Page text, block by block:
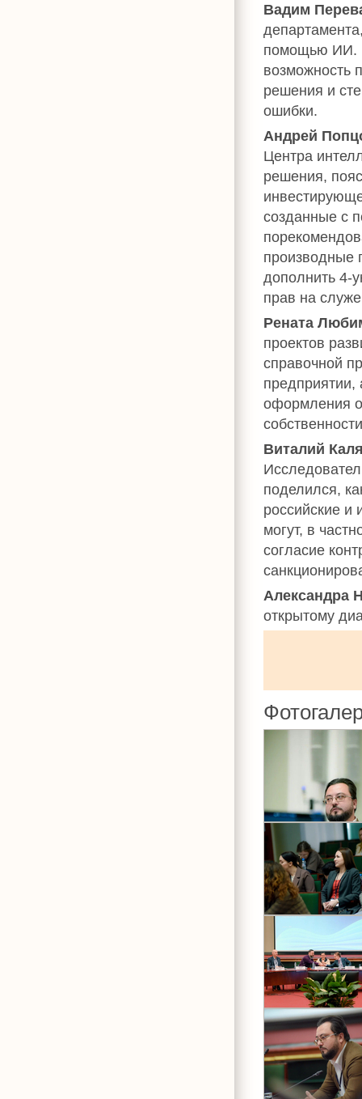
Вадим
помощью ИИ.
возможность
решения и
ошибки.
Андрей
Центра
решения,
созданные с
производные
дополнить 4-
прав на
Рената
проектов
справочной
оформления
Виталий
поделился,
российские и
могут, в
согласие
Александра
открытому